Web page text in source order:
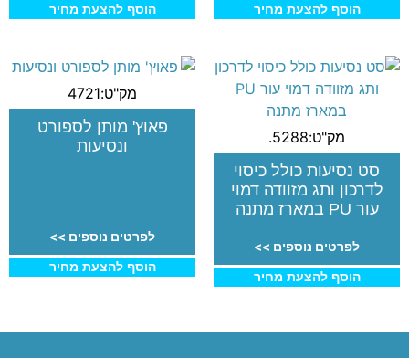
הוסף להצעת מחיר הוסף להצעת מחיר
מק"ט:5288.
סט נסיעות כולל כיסוי
לדרכון ותג מזוודה דמוי
עור PU במארז מתנה
לפרטים נוספים >>
הוסף להצעת מחיר
מק"ט:4721
פאוץ' מותן לספורט
ונסיעות
לפרטים נוספים >>
הוסף להצעת מחיר